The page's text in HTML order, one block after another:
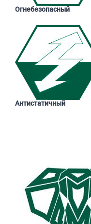
Огнебезопасный
Антистатичный